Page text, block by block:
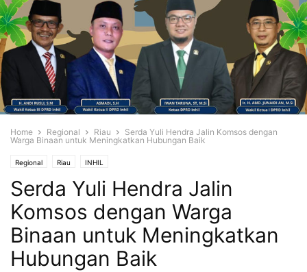
Home Regional Riau
Serda Yuli Hendra Jalin Komsos dengan
Warga Binaan untuk Meningkatkan Hubungan Baik
Regional Riau INHIL
Serda Yuli Hendra Jalin
Komsos dengan Warga
Binaan untuk Meningkatkan
Hubungan Baik